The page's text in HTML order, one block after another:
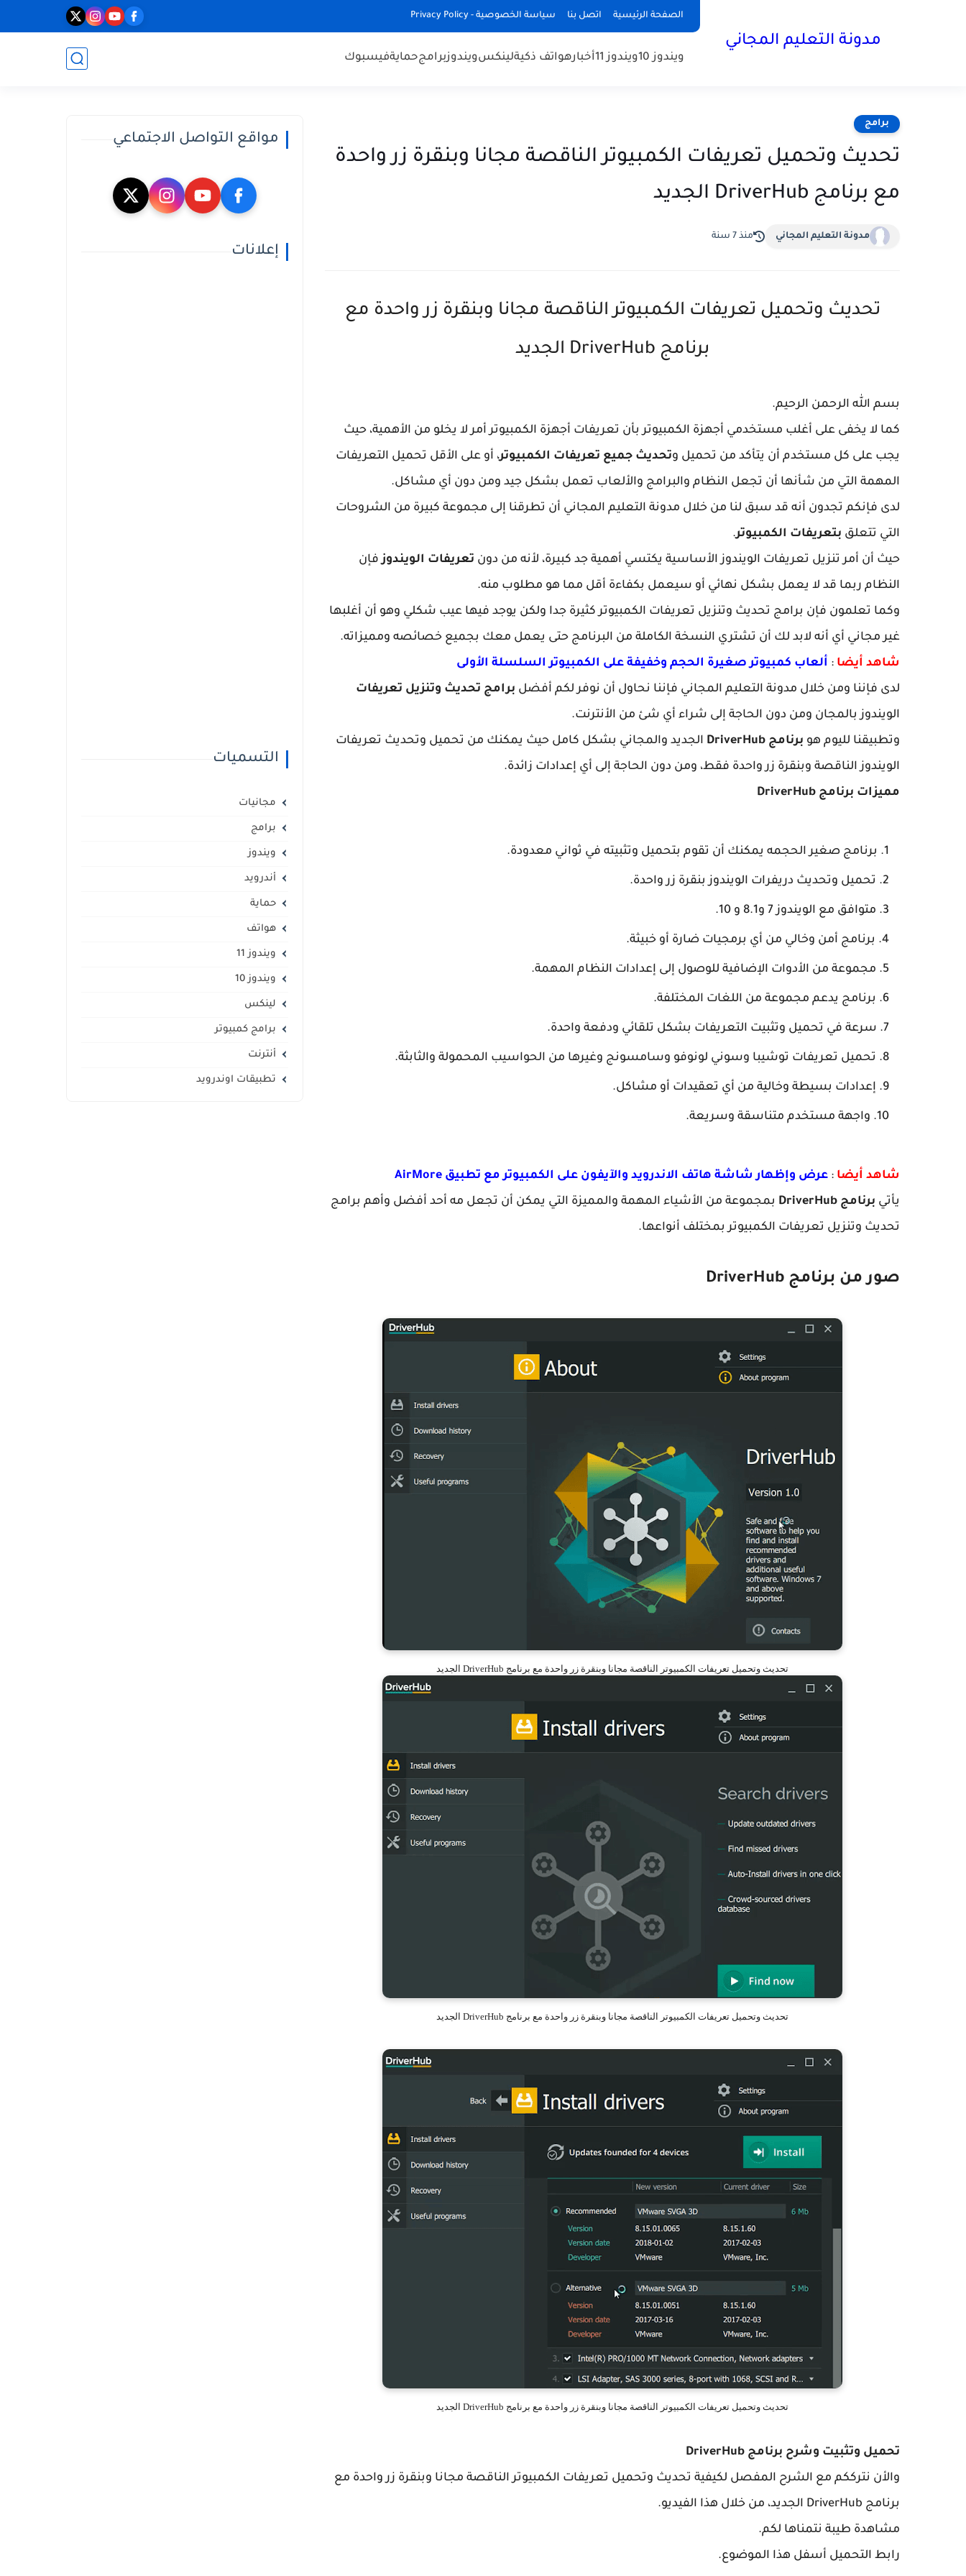
الصفحة الرئيسية اتصل بنا سياسة الخصوصية - Privacy Policy
مدونة التعليم المجاني
ويندوز 10 ويندوز 11 أخبارهواتف ذكيةلينكسويندوزبرامجحمايةفيسبوك
برامج
تحديث وتحميل تعريفات الكمبيوتر الناقصة مجانا وبنقرة زر واحدة
مع برنامج DriverHub الجديد
مدونة التعليم المجاني منذ 7 سنة
تحديث وتحميل تعريفات الكمبيوتر الناقصة مجانا وبنقرة زر واحدة مع
برنامج DriverHub الجديد
بسم الله الرحمن الرحيم.
كما لا يخفى على أغلب مستخدمي أجهزة الكمبيوتر بأن تعريفات أجهزة الكمبيوتر أمر لا يخلو من الأهمية، حيث
يجب على كل مستخدم أن يتأكد من تحميل وتحديث جميع تعريفات الكمبيوتر، أو على الأقل تحميل التعريفات
المهمة التي من شأنها أن تجعل النظام والبرامج والألعاب تعمل بشكل جيد ومن دون أي مشاكل.
لدى فإنكم تجدون أنه قد سبق لنا من خلال مدونة التعليم المجاني أن تطرقنا إلى مجموعة كبيرة من الشروحات
التي تتعلق بتعريفات الكمبيوتر.
حيث أن أمر تنزيل تعريفات الويندوز الأساسية يكتسي أهمية جد كبيرة، لأنه من دون تعريفات الويندوزفإن
النظام ربما قد لا يعمل بشكل نهائي أو سيعمل بكفاءة أقل مما هو مطلوب منه.
وكما تعلمون فإن برامج تحديث وتنزيل تعريفات الكمبيوتر كثيرة جدا ولكن يوجد فيها عيب شكلي وهو أن أغلبها
غير مجاني أي أنه لابد لك أن تشتري النسخة الكاملة من البرنامج حتى يعمل معك بجميع خصائصه ومميزاته.
شاهد أيضا : ألعاب كمبيوتر صغيرة الحجم وخفيفة على الكمبيوتر السلسلة الأولى
لدى فإننا ومن خلال مدونة التعليم المجاني فإننا نحاول أن نوفر لكم أفضل برامج تحديث وتنزيل تعريفات
الويندوز بالمجان ومن دون الحاجة إلى شراء أي شئ من الأنترنت.
وتطبيقنا لليوم هو برنامج DriverHub
الجديد والمجاني بشكل كامل حيث يمكنك من تحميل وتحديث تعريفات
الويندوز الناقصة وبنقرة زر واحدة فقط، ومن دون الحاجة إلى أي إعدادات زائدة.
مميزات برنامج DriverHub
برنامج صغير الحجمه يمكنك أن تقوم بتحميل وتثبيته في ثواني معدودة.
تحميل وتحديث دريفرات الويندوز بنقرة زر واحدة.
متوافق مع الويندوز 7 و8.1 و 10.
برنامج أمن وخالي من أي برمجيات ضارة أو خبيثة.
مجموعة من الأدوات الإضافية للوصول إلى إعدادات النظام المهمة.
برنامج يدعم مجموعة من اللغات المختلفة.
سرعة في تحميل وتثبيت التعريفات بشكل تلقائي ودفعة واحدة.
تحميل تعريفات توشيبا وسوني لونوفو وسامسونج وغيرها من الحواسيب المحمولة والثابثة.
إعدادات بسيطة وخالية من أي تعقيدات أو مشاكل.
واجهة مستخدم متناسقة وسريعة.
شاهد أيضا : عرض وإظهار شاشة هاتف الاندرويد والآيفون على الكمبيوتر مع تطبيق AirMore
يأتي برنامج DriverHub
بمجموعة من الأشياء المهمة والمميزة التي يمكن أن تجعل مه أحد أفضل وأهم برامج
تحديث وتنزيل تعريفات الكمبيوتر بمختلف أنواعها.
صور من برنامج DriverHub
تحديث وتحميل تعريفات الكمبيوتر الناقصة مجانا وبنقرة زر واحدة مع برنامج DriverHub الجديد
تحديث وتحميل تعريفات الكمبيوتر الناقصة مجانا وبنقرة زر واحدة مع برنامج DriverHub الجديد
تحديث وتحميل تعريفات الكمبيوتر الناقصة مجانا وبنقرة زر واحدة مع برنامج DriverHub الجديد
تحميل وتثبيت وشرح برنامج DriverHub
والأن نترككم مع الشرح المفصل لكيفية تحديث وتحميل تعريفات الكمبيوتر الناقصة مجانا وبنقرة زر واحدة مع
برنامج DriverHub الجديد، من خلال هذا الفيديو.
مشاهدة طيبة نتمناها لكم.
رابط التحميل أسفل هذا الموضوع.
مواقع التواصل الاجتماعي
إعلانات
التسميات
مجانيات
برامج
ويندوز
أندرويد
حماية
هواتف
ويندوز 11
ويندوز 10
لينكس
برامج كمبيوتر
أنترنت
تطبيقات اوندرويد